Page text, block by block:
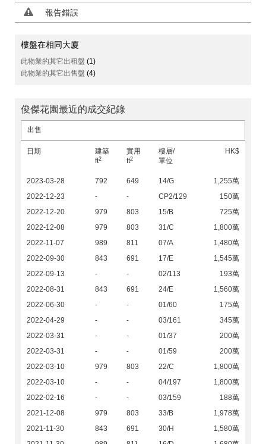
報告錯誤
樓盤在相同大廈
此物業的其它出租盤 (1)
此物業的其它出售盤 (4)
俊傑花園最近的成交紀錄
出售
日期
建築
ft2
實用
ft2
樓層/
單位
HK$
2023-03-28 792 649 14/G
1,255萬
2022-12-23
- - CP2/129
150萬
2022-12-20
979 803 15/B
725萬
2022-12-08
979 803 31/C
1,800萬
2022-11-07
989 811 07/A
1,480萬
2022-09-30
843 691 17/E
1,545萬
2022-09-13
- - 02/113
193萬
2022-08-31
843 691 24/E
1,560萬
2022-06-30
- - 01/60
175萬
2022-04-29
- - 03/161
345萬
2022-03-31
- - 01/37
200萬
2022-03-31
- - 01/59
200萬
2022-03-10
979 803 22/C
1,800萬
2022-03-10
- - 04/197
1,800萬
2022-02-16
- - 03/159
188萬
2021-12-08
979 803 33/B
1,978萬
2021-11-30
843 691 30/H
1,580萬